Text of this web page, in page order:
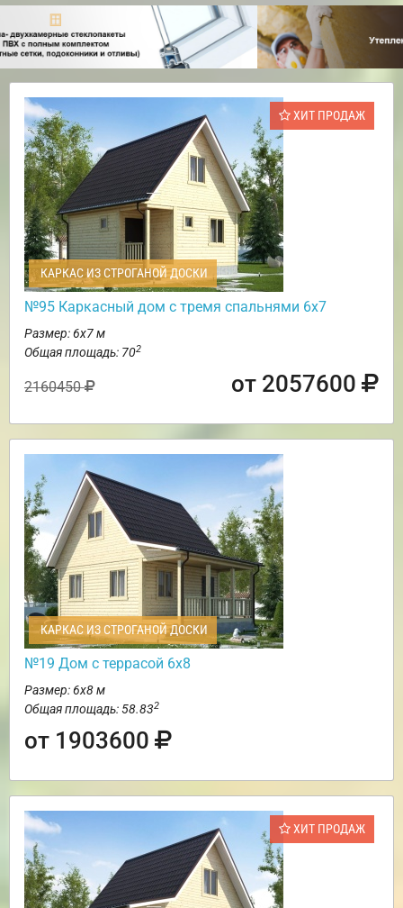
ХИТ ПРОДАЖ
КАРКАС ИЗ СТРОГАНОЙ ДОСКИ
№95 Каркасный дом с тремя спальнями 6х7
Размер: 6х7 м
Общая площадь: 702
2160450 от 2057600
КАРКАС ИЗ СТРОГАНОЙ ДОСКИ
№19 Дом с террасой 6х8
Размер: 6х8 м
Общая площадь: 58.832
от 1903600
ХИТ ПРОДАЖ